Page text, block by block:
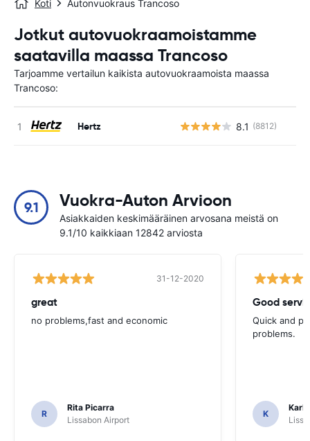
Koti Autonvuokraus Trancoso
Jotkut autovuokraamoistamme
saatavilla maassa Trancoso
Tarjoamme vertailun kaikista autovuokraamoista maassa
Trancoso:
Hertz 8.1 (8812)
9.1 Vuokra-Auton Arvioon
Asiakkaiden keskimääräinen arvosana meistä on
9.1/10 kaikkiaan 12842 arviosta
31-12-2020
great
no problems,fast and economic
R
Rita Picarra
Lissabon Airport
Good
Quick and
problems.
K
Karl